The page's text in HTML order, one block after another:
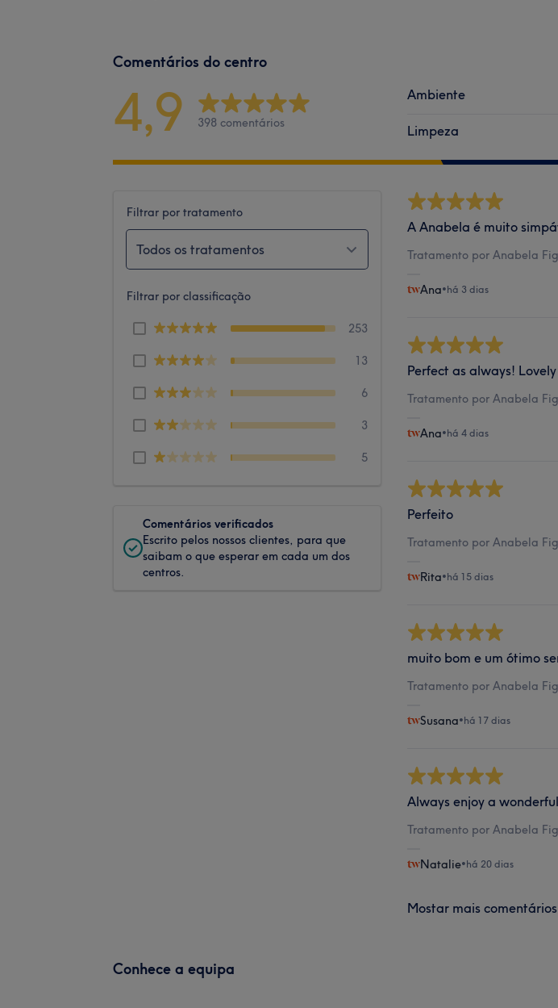
Comentários do centro
4,9 398 comentários
Ambiente
Limpeza
Filtrar por tratamento
Todos os tratamentos
Filtrar por classificação
253
13
6
3
5
Comentários verificados
Escrito pelos nossos clientes, para que
saibam o que esperar em cada um dos
centros.
A Anabela é muito
Tratamento por Anabela
Ana•há 3 dias
Perfect as always!
Tratamento por Anabela
Ana•há 4 dias
Perfeito
Tratamento por Anabela
Rita•há 15 dias
muito bom e um ótimo
Tratamento por Anabela
Susana•há 17 dias
Always enjoy a
Tratamento por Anabela
Natalie•há 20 dias
Mostar mais
Conhece a equipa